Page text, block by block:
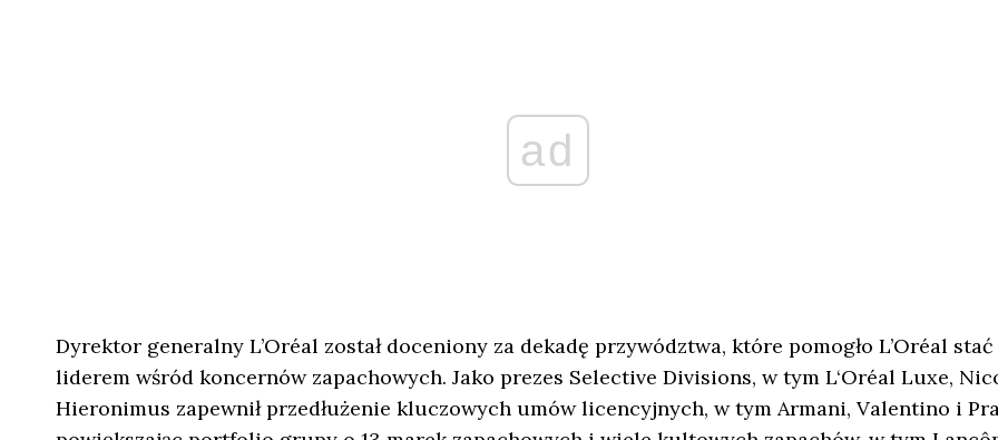
ad
Dyrektor generalny L’Oréal został doceniony za dekadę przywództwa, które pomogło L’Oréal
liderem wśród koncernów zapachowych. Jako prezes Selective Divisions, w tym L‘Oréal Luxe,
Hieronimus zapewnił przedłużenie kluczowych umów licencyjnych, w tym Armani, Valentino i